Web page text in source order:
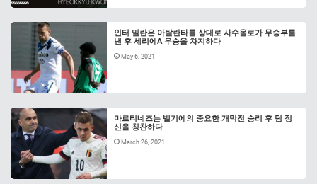
인터 밀란은 아탈란타를 상대로 사수올로가 무승부를
낸 후 세리에A 우승을 차지하다
May 6, 2021
마르티네즈는 벨기에의 중요한 개막전 승리 후 팀 정
신을 칭찬하다
March 26, 2021